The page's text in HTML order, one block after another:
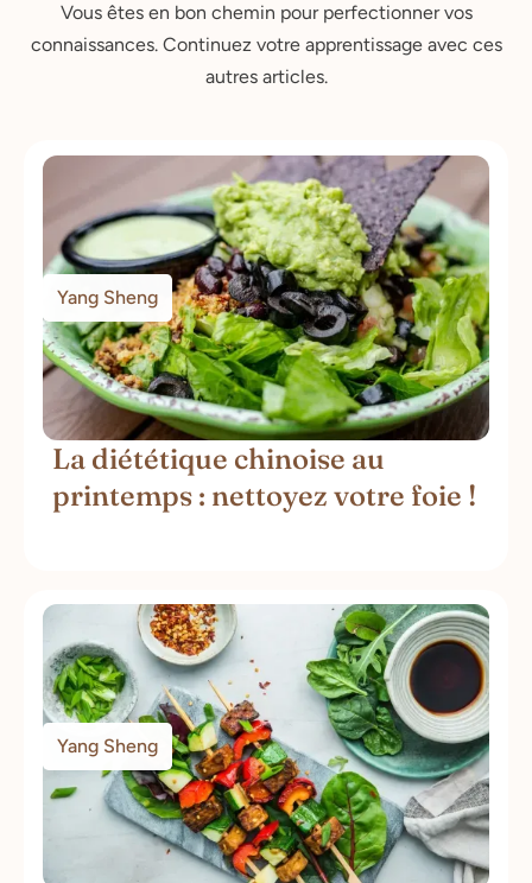
Vous êtes en bon chemin pour perfectionner vos
connaissances. Continuez votre apprentissage avec ces
autres articles.
Yang Sheng
La diététique chinoise au
printemps : nettoyez votre foie !
Yang Sheng